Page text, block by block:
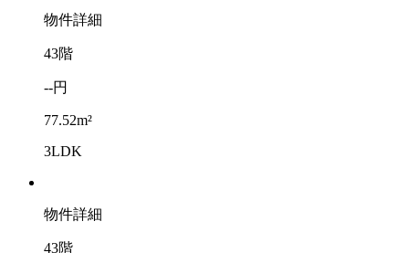
物件詳細
43階
--円
77.52m²
3LDK
物件詳細
43階